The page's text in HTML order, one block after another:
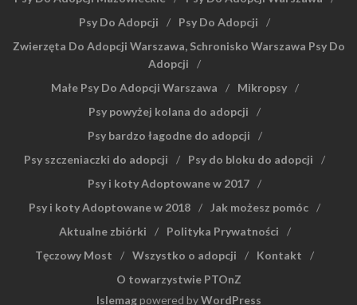
Psy Do Adopcji
Psy Do Adopcji
Zwierzęta Do Adopcji Warszawa, Schronisko Warszawa Psy Do
Adopcji
Małe Psy Do Adopcji Warszawa
Mikropsy
Psy powyżej kolana do adopcji
Psy bardzo łagodne do adopcji
Psy szczeniaczki do adopcji
Psy do bloku do adopcji
Psy i koty Adoptowane w 2017
Psy i koty Adoptowane w 2018
Jak możesz pomóc
Aktualne zbiórki
Polityka Prywatności
Tęczowy Most
Wszystko o adopcji
Kontakt
O towarzystwie PTOnZ
Islemagpowered byWordPress